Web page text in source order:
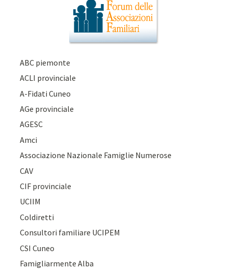
ABC piemonte
ACLI provinciale
A-Fidati Cuneo
AGe provinciale
AGESC
Amci
Associazione Nazionale Famiglie Numerose
CAV
CIF provinciale
UCIIM
Coldiretti
Consultori familiare UCIPEM
CSI Cuneo
Famigliarmente Alba